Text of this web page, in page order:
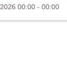
00:00 - 00:00